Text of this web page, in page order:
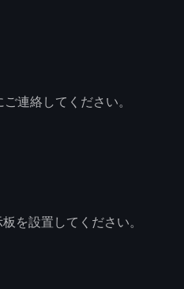
連絡してください。
を設置してください。